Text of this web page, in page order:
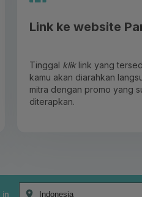
Link ke website
Tinggal kliklink yang
kamu akan diarahkan
mitra dengan promo yang
diterapkan.